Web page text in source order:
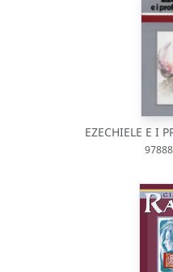
EZECHIELE E I